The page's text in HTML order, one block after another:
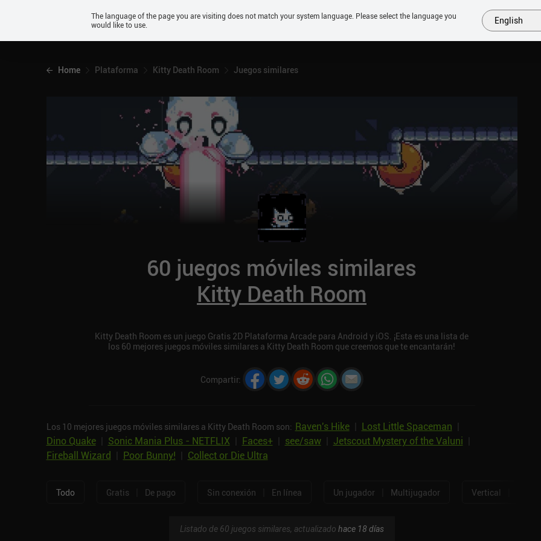
Android
PRÓXIMOS SIMILARES COLECCIONES TOP
Home Plataforma Kitty Death Room Juegos similares
60 juegos móviles similares
Kitty Death Room
Kitty Death Room es un juego Gratis 2D Plataforma Arcade para Android y iOS. ¡Esta es una lista de
los 60 mejores juegos móviles similares a Kitty Death Room que creemos que te encantarán!
Compartir:
Los 10 mejores juegos móviles similares a Kitty Death Room son: Raven's Hike| Lost Little Spaceman
Dino Quake| Sonic Mania Plus - NETFLIX| Faces+| see/saw| Jetscout Mystery of the Valuni
Fireball Wizard
Poor Bunny! Collect or Die Ultra
Todo Gratis De pago Sin conexión En línea Un jugador Multijugador Vertical
Listado de 60 juegos similares, actualizado hace 18 días
The language of the page you are visiting does not match your system language. Please select the language you
would like to use.
English